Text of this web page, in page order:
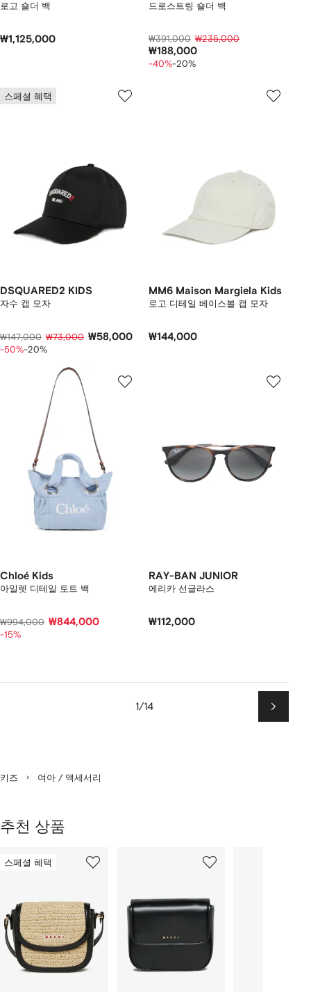
로고 숄더 백
₩1,125,000
드로스트링 숄더 백
₩391,000 ₩235,000
₩188,000
-40%-20%
스페셜 혜택
DSQUARED2 KIDS
자수 캡 모자
₩147,000 ₩73,000 ₩58,000
-50%-20%
MM6 Maison Margiela Kids
로고 디테일 베이스볼 캡 모자
₩144,000
Chloé Kids
아일렛 디테일 토트 백
₩994,000 ₩844,000
-15%
RAY-BAN JUNIOR
에리카 선글라스
₩112,000
1/14
다
음
키즈 여아 / 액세서리
추천 상품
스페셜 혜택